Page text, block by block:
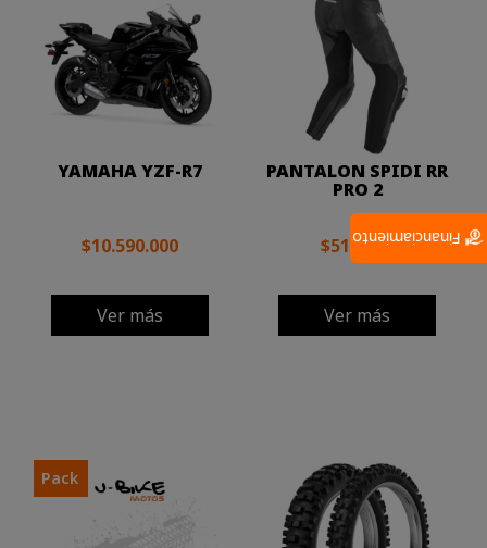
YAMAHA YZF-R7
$10.590.000
Ver más
PANTALON SPIDI RR
PRO 2
$519.000
Ver más
Pack
Financiamiento